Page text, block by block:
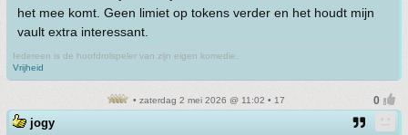
het mee komt. Geen limiet op tokens verder en het houdt mijn
vault extra interessant.
Iedereen is de hoofdrolspeler van zijn eigen komedie.
Vrijheid
• zaterdag 2 mei 2026 @ 11:02 • 17
jogy